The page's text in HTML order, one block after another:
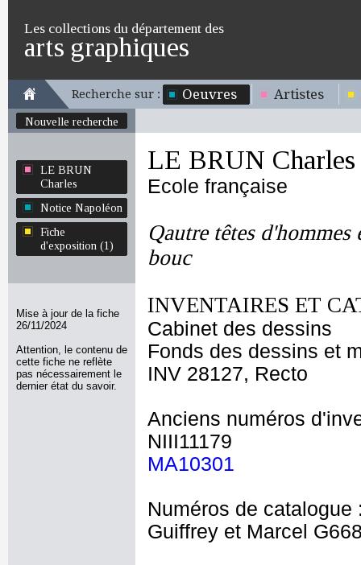
Les collections du département des
arts graphiques
Recherche sur : Oeuvres Artistes
Nouvelle recherche
LE BRUN
Charles
Notice Napoléon
Fiche
d'exposition (1)
Mise à jour de la fiche
26/11/2024
Attention, le contenu de
cette fiche ne reflète
pas nécessairement le
dernier état du savoir.
LE BRUN Charles
Ecole française
Qautre têtes
bouc
INVENTAIRES ET
Cabinet des dessins
Fonds des dessins et
INV 28127, Recto
Anciens numéros
NIII11179
MA10301
Numéros de catalogue
Guiffrey et Marcel